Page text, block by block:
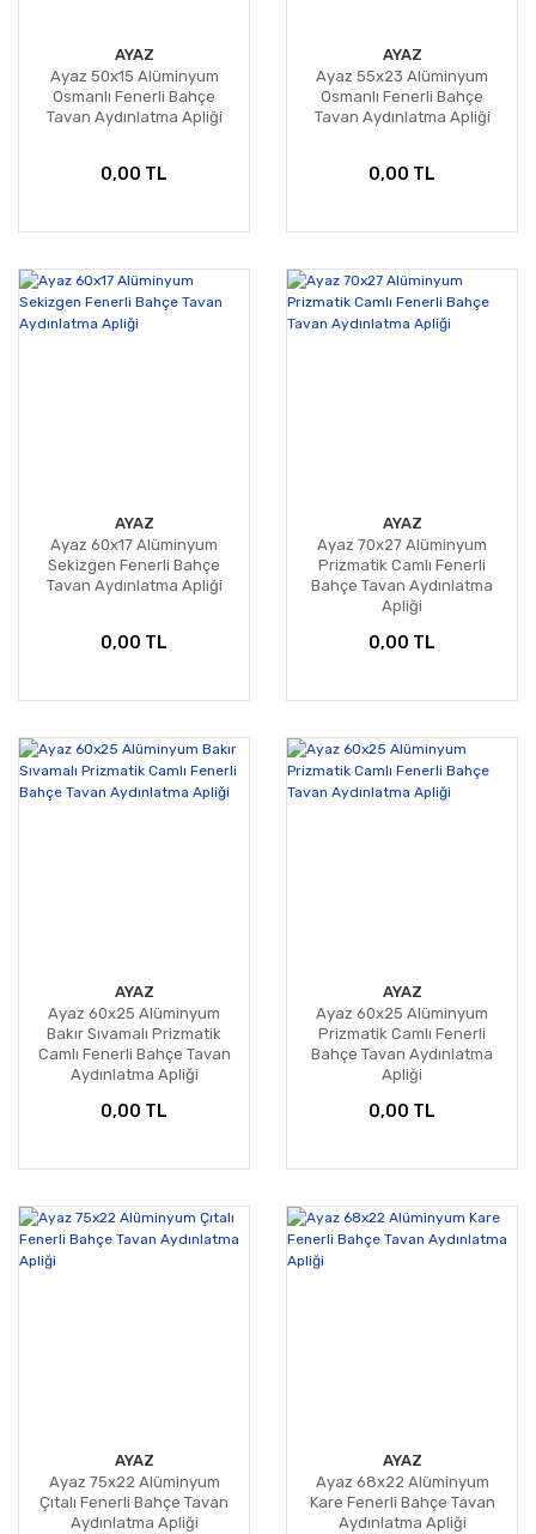
AYAZ
Ayaz 50x15 Alüminyum
Osmanlı Fenerli Bahçe
Tavan Aydınlatma Apliği
0,00 TL
AYAZ
Ayaz 55x23 Alüminyum
Osmanlı Fenerli Bahçe
Tavan Aydınlatma Apliği
0,00 TL
AYAZ
Ayaz 60x17 Alüminyum
Sekizgen Fenerli Bahçe
Tavan Aydınlatma Apliği
0,00 TL
AYAZ
Ayaz 70x27 Alüminyum
Prizmatik Camlı Fenerli
Bahçe Tavan Aydınlatma
Apliği
0,00 TL
AYAZ
Ayaz 60x25 Alüminyum
Bakır Sıvamalı Prizmatik
Camlı Fenerli Bahçe Tavan
Aydınlatma Apliği
0,00 TL
AYAZ
Ayaz 60x25 Alüminyum
Prizmatik Camlı Fenerli
Bahçe Tavan Aydınlatma
Apliği
0,00 TL
AYAZ
Ayaz 75x22 Alüminyum
Çıtalı Fenerli Bahçe Tavan
Aydınlatma Apliği
AYAZ
Ayaz 68x22 Alüminyum
Kare Fenerli Bahçe Tavan
Aydınlatma Apliği